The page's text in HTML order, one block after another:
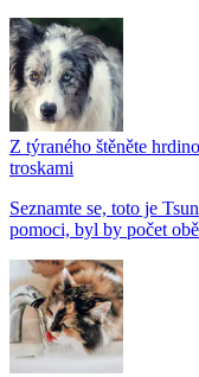
Z týraného štěněte
troskami
Seznamte se, toto je
pomoci, byl by počet